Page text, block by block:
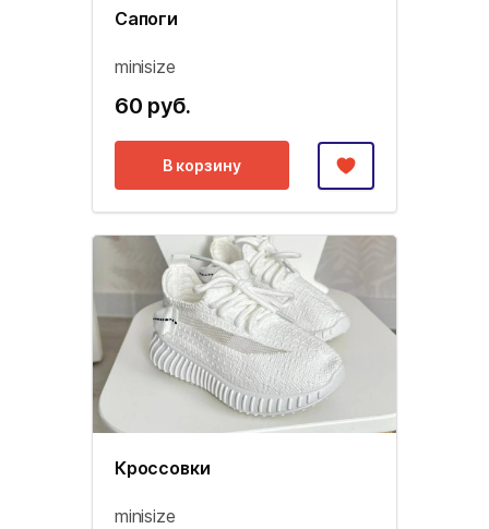
Сапоги
minisize
60 руб.
В корзину
Кроссовки
minisize